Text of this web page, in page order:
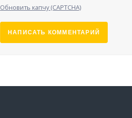
Обновить капчу (CAPTCHA)